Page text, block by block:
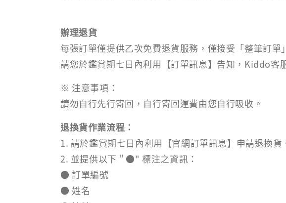
辦理退貨
每張訂單僅提供乙次免費退貨服務，僅接受「整筆訂單
請您於鑑賞期七日內利用【訂單訊息】告知，Kiddo客
※ 注意事項：
請勿自行先行寄回，自行寄回運費由您自行吸收。
退換貨作業流程：
1. 請於鑑賞期七日內利用【官網訂單訊息】申請退換貨
2. 並提供以下＂●" 標注之資訊：
● 訂單編號
● 姓名